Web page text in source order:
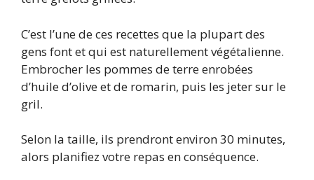
C’est l’une de ces recettes que la plupart des
gens font et qui est naturellement végétalienne.
Embrocher les pommes de terre enrobées
d’huile d’olive et de romarin, puis les jeter sur le
gril.
Selon la taille, ils prendront environ 30 minutes,
alors planifiez votre repas en conséquence.